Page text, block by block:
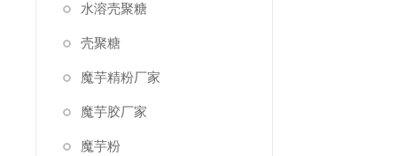
水溶壳聚糖
壳聚糖
魔芋精粉厂家
魔芋胶厂家
魔芋粉